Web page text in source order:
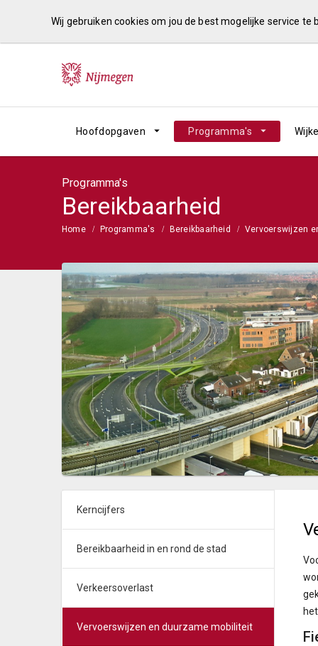
Wij gebruiken cookies om jou de best mogelijke service
Hoofdopgaven Programma's
Programma's
Bereikbaarheid
Home Programma's Bereikbaarheid Vervoerswijzen
Kerncijfers
Bereikbaarheid in en rond de stad
Verkeersoverlast
Vervoerswijzen en duurzame mobiliteit